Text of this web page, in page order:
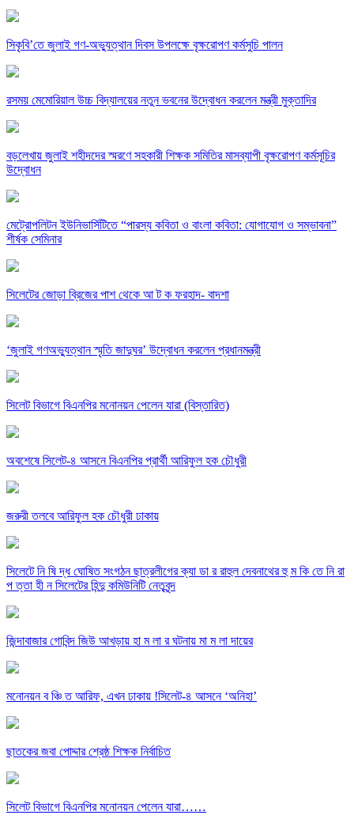
সিকৃবি’তে জুলাই গণ-অভ্যুত্থান দিবস উপলক্ষে বৃক্ষরোপণ কর্মসুচি পালন
রসময় মেমোরিয়াল উচ্চ বিদ্যালয়ের নতুন ভবনের উদ্বোধন করলেন মন্ত্রী মুক্তাদির
বড়লেখায় জুলাই শহীদদের স্মরণে সহকারী শিক্ষক সমিতির মাসব্যাপী বৃক্ষরোপণ কর্মসূচির
উদ্বোধন
মেট্রোপলিটন ইউনিভার্সিটিতে “পারস্য কবিতা ও বাংলা কবিতা: যোগাযোগ ও সম্ভাবনা”
শীর্ষক সেমিনার
সিলেটের জোড়া ব্রিজের পাশ থেকে আ ট ক ফরহাদ- বাদশা
‘জুলাই গণঅভ্যুত্থান স্মৃতি জাদুঘর’ উদ্বোধন করলেন প্রধানমন্ত্রী
সিলেট বিভাগে বিএনপির মনোনয়ন পেলেন যারা (বিস্তারিত)
অবশেষে সিলেট-৪ আসনে বিএনপির প্রার্থী আরিফুল হক চৌধুরী
জরুরী তলবে আরিফুল হক চৌধুরী ঢাকায়
সিলেটে নি ষি দ্ধ ঘোষিত সংগঠন ছাত্রলীগের ক্যা ডা র রাহুল দেবনাথের হু ম কি তে নি রা
প ত্তা হী ন সিলেটের হিন্দু কমিউনিটি নেতৃবৃন্দ
জিন্দাবাজার গোবিন্দ জিউ আখড়ায় হা ম লা র ঘটনায় মা ম লা দায়ের
মনোনয়ন ব ঞ্চি ত আরিফ, এখন ঢাকায় !সিলেট-৪ আসনে ‘অনিহা’
ছাতকের জবা পোদ্দার শ্রেষ্ঠ শিক্ষক নির্বাচিত
সিলেট বিভাগে বিএনপির মনোনয়ন পেলেন যারা……